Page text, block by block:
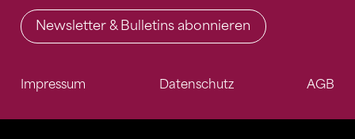
Newsletter & Bulletins abonnieren
Impressum Datenschutz AGB